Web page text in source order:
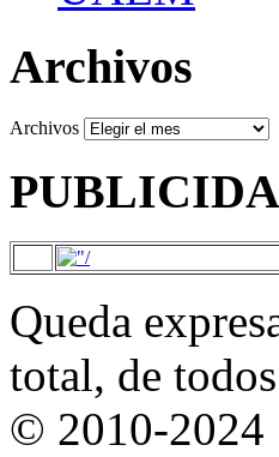
Archivos
Archivos
Queda
total, de
© 2010-2024